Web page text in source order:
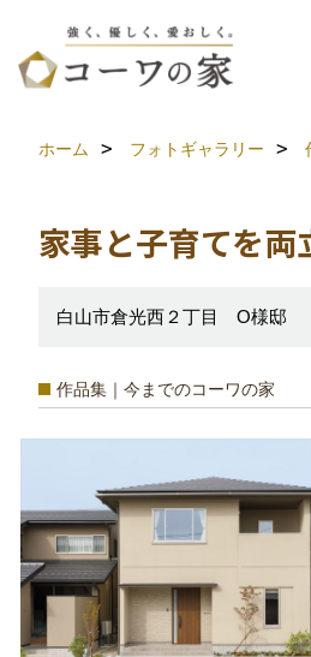
ホーム フォトギャラリー
家事と子育てを両
白山市倉光西２丁目 O様邸
作品集｜今までのコーワの家